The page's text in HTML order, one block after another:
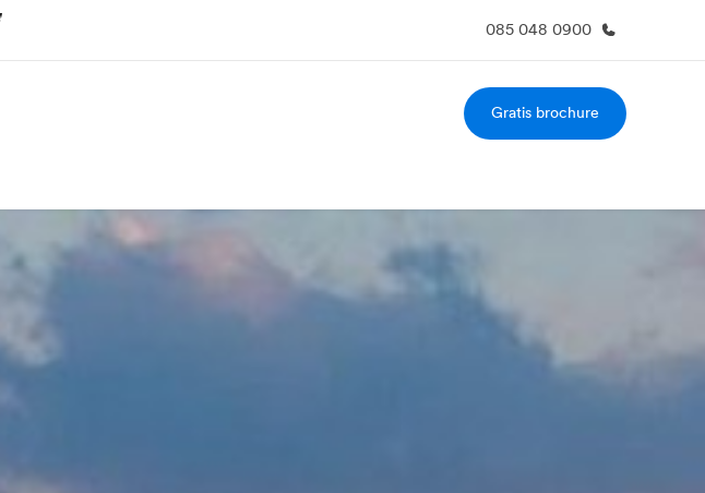
085 048 0900
Careers
Gratis brochure